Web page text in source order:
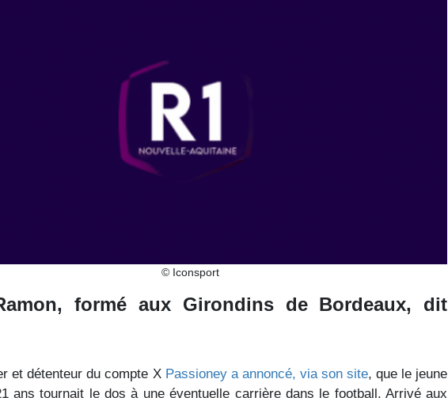
© Iconsport
formé aux Girondins de Bordeaux, dit
et détenteur du compte X Passioney a annoncé, via son site, que le jeune
ans tournait le dos à une éventuelle carrière dans le football. Arrivé aux